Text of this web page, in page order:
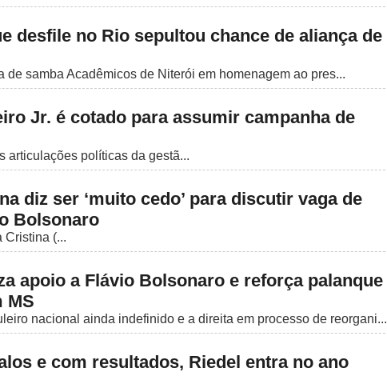
desfile no Rio sepultou chance de aliança de
de samba Acadêmicos de Niterói em homenagem ao pres...
Jr. é cotado para assumir campanha de
articulações políticas da gestã...
diz ser ‘muito cedo’ para discutir vaga de
Bolsonaro
Cristina (...
apoio a Flávio Bolsonaro e reforça palanque
MS
nacional ainda indefinido e a direita em processo de reorgani...
e com resultados, Riedel entra no ano